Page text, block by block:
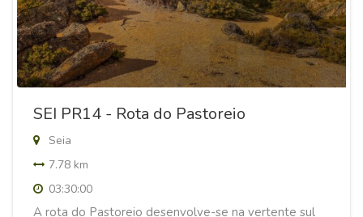
SEI PR14 - Rota do Pastoreio
Seia
7.78 km
03:30:00
A rota do Pastoreio desenvolve-se na vertente sul